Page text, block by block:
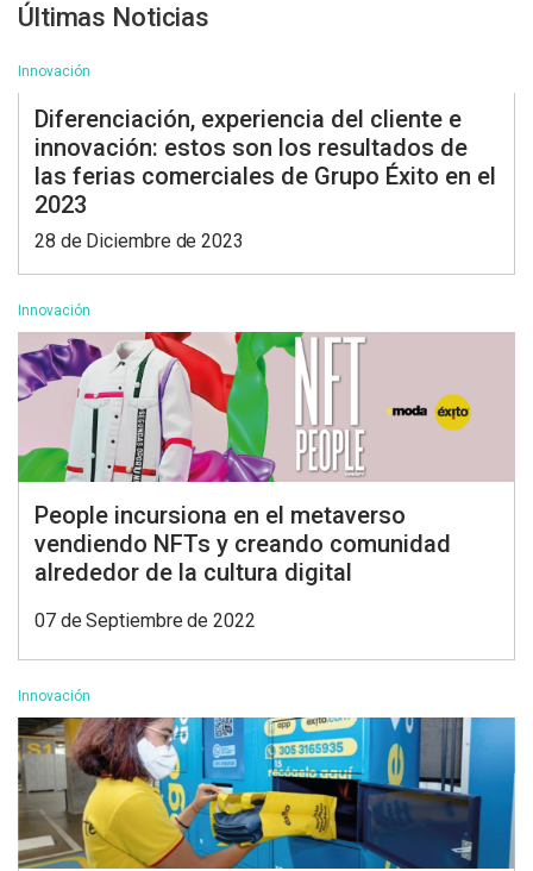
Últimas Noticias
Innovación
Diferenciación, experiencia del cliente e
innovación: estos son los resultados de
las ferias comerciales de Grupo Éxito en el
2023
28 de Diciembre de 2023
Innovación
People incursiona en el metaverso
vendiendo NFTs y creando comunidad
alrededor de la cultura digital
07 de Septiembre de 2022
Innovación